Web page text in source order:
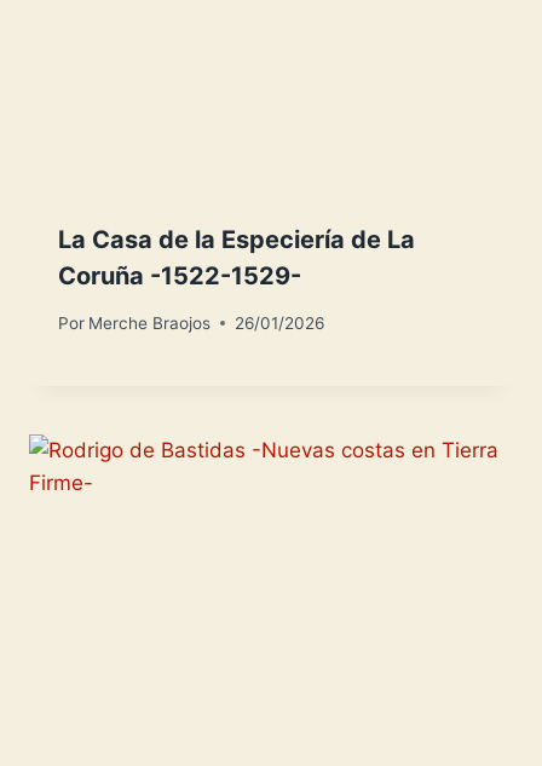
La Casa de la Especiería de La
Coruña -1522-1529-
Por Merche Braojos 26/01/2026